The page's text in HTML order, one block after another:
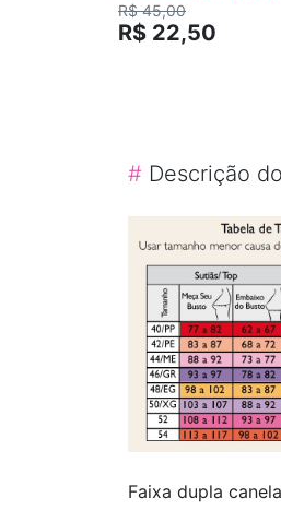
R$ 45,00
R$ 22,50
# Descrição
Faixa dupla